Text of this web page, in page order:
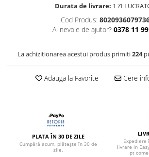
Durata de livrare: 1 ZI
Cod Produs:
Ai nevoie de ajutor? 0378 11
La achizitionarea acestui produs primiti224
Adauga la Favorite Cere
PLATA ÎN 30 DE ZILE
Cumpără acum, plătește în 30 de
zile.
Expediere
livrare in
pt